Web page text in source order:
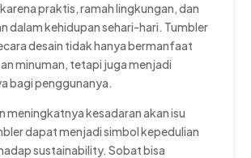
praktis, ramah lingkungan, dan
dalam kehidupan sehari-hari. Tumbler
desain tidak hanya bermanfaat
minuman, tetapi juga menjadi
bagi penggunanya.
meningkatnya kesadaran akan isu
dapat menjadi simbol kepedulian
sustainability. Sobat bisa